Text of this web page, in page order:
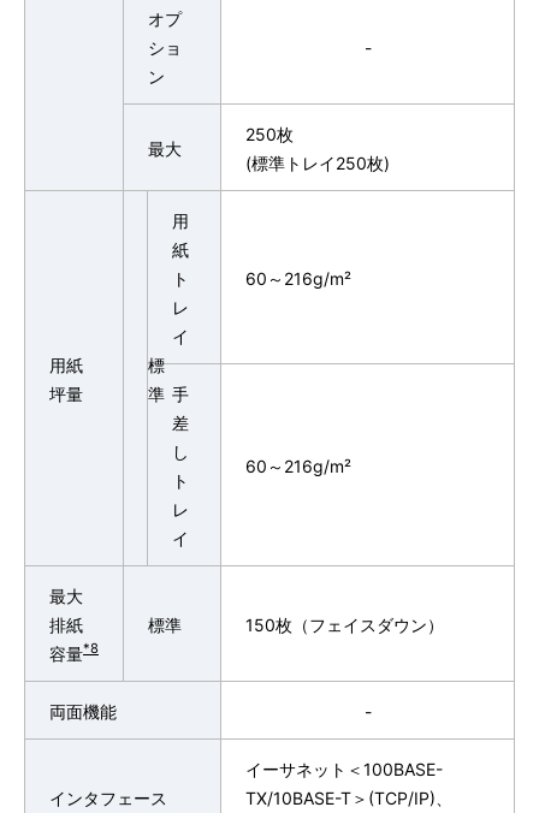
オプ
ショ
ン
-
最大
250枚
(標準トレイ250枚)
用紙
坪量
標
準
用
紙
ト
レ
イ
60～216g/m²
手
差
し
ト
レ
イ
60～216g/m²
最大
排紙
容量*8
標準 150枚（フェイスダウン）
両面機能 -
インタフェース
イーサネット＜100BASE-
TX/10BASE-T＞(TCP/IP)、